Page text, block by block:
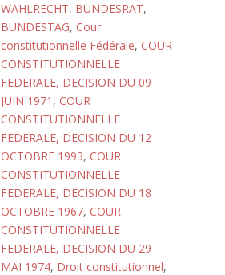
WAHLRECHT, BUNDESRAT,
BUNDESTAG, Cour
constitutionnelle Fédérale, COUR
CONSTITUTIONNELLE
FEDERALE, DECISION DU 09
JUIN 1971 , COUR
CONSTITUTIONNELLE
FEDERALE, DECISION DU 12
OCTOBRE 1993, COUR
CONSTITUTIONNELLE
FEDERALE, DECISION DU 18
OCTOBRE 1967, COUR
CONSTITUTIONNELLE
FEDERALE, DECISION DU 29
MAI 1974, Droit constitutionnel,